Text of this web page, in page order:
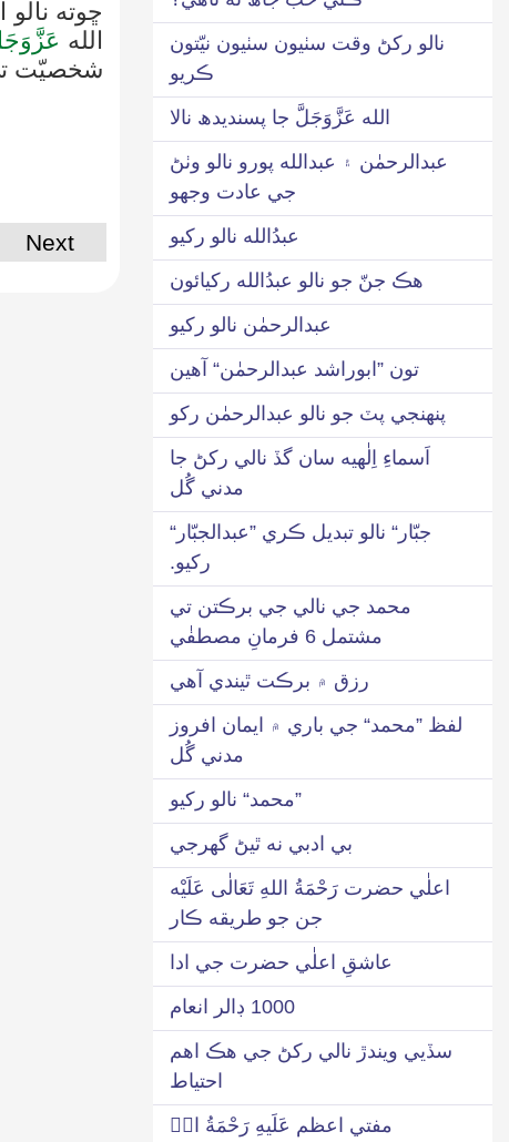
ڇوته
الله
شخصيّت
Next
نالو رکڻ وقت سٺيون سٺيون نيّتون
ڪريو
الله عَزَّوَجَلَّ جا پسنديدھ نالا
عبدالرحمٰن ۽ عبدالله پورو نالو وٺڻ
جي عادت وجھو
عبدُالله نالو رکيو
هڪ جنّ جو نالو عبدُالله رکيائون
عبدالرحمٰن نالو رکيو
تون ”ابوراشد عبدالرحمٰن“ آهين
پنهنجي پٽ جو نالو عبدالرحمٰن رکو
اَسماءِ اِلٰهيه سان گڏ نالي رکڻ جا
مدني گُل
جبّار“ نالو تبديل ڪري ”عبدالجبّار“
رکيو.
محمد جي نالي جي برڪتن تي
مشتمل 6 فرمانِ مصطفٰي
رزق ۾ برڪت ٿيندي آهي
لفظ ”محمد“ جي باري ۾ ايمان افروز
مدني گُل
”محمد“ نالو رکيو
بي ادبي نه ٿيڻ گھرجي
اعلٰي حضرت رَحْمَةُ اللهِ تَعَالٰی عَلَيْه
جن جو طريقه ڪار
عاشقِ اعلٰي حضرت جي ادا
1000 ڊالر انعام
سڏيي ويندڙ نالي رکڻ جي هڪ اهم
احتياط
مفتي اعظم عَلَیهِ رَحْمَةُ اﷲِ